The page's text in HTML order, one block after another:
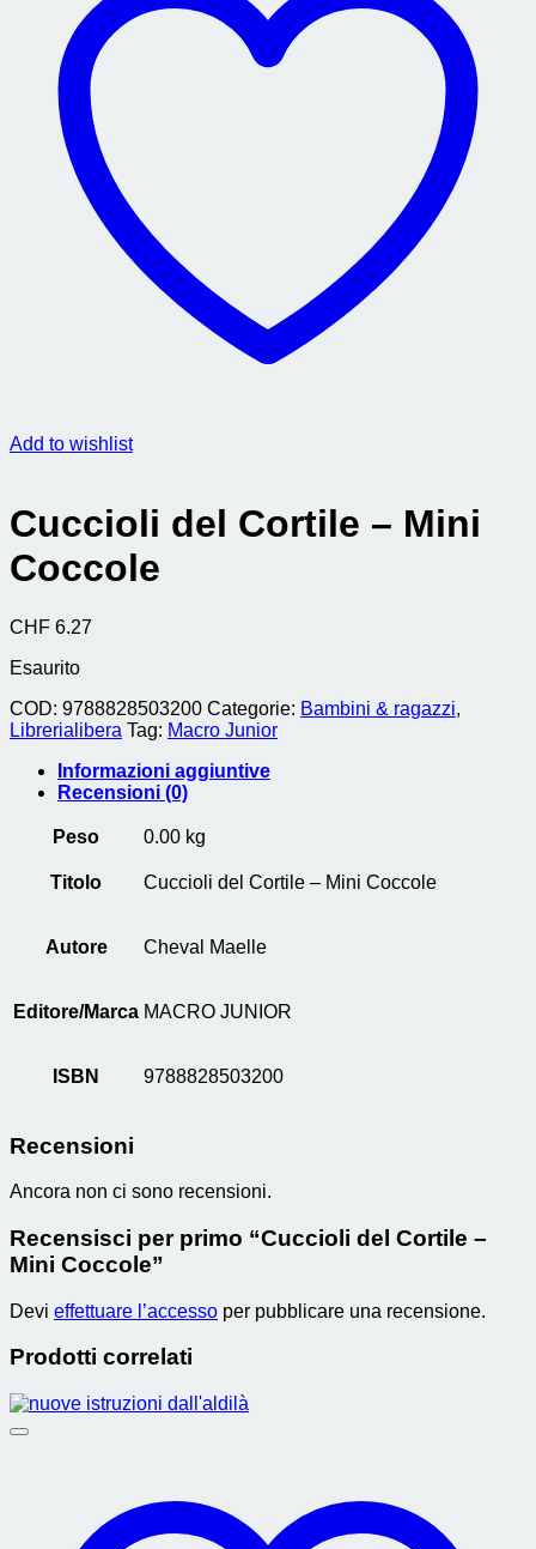
Add to wishlist
Cuccioli del Cortile – Mini
Coccole
CHF 6.27
Esaurito
COD: 9788828503200 Categorie: Bambini & ragazzi,
Librerialibera Tag: Macro Junior
Informazioni aggiuntive
Recensioni (0)
Peso 0.00 kg
Titolo Cuccioli del Cortile – Mini Coccole
Autore Cheval Maelle
Editore/Marca MACRO JUNIOR
ISBN 9788828503200
Recensioni
Ancora non ci sono recensioni.
Recensisci per primo “Cuccioli del Cortile –
Mini Coccole”
Devi effettuare l’accesso per pubblicare una recensione.
Prodotti correlati